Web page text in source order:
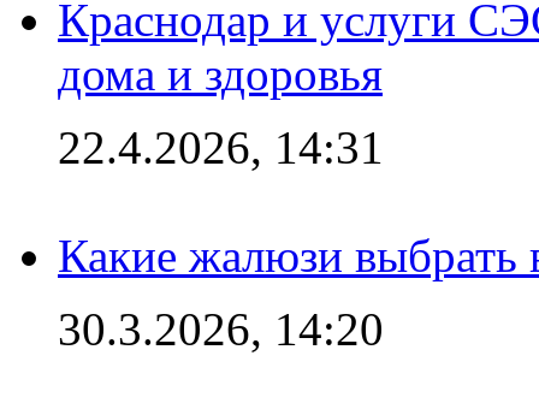
Краснодар и услуги
дома и здоровья
22.4.2026, 14:31
Какие жалюзи выбрать
30.3.2026, 14:20